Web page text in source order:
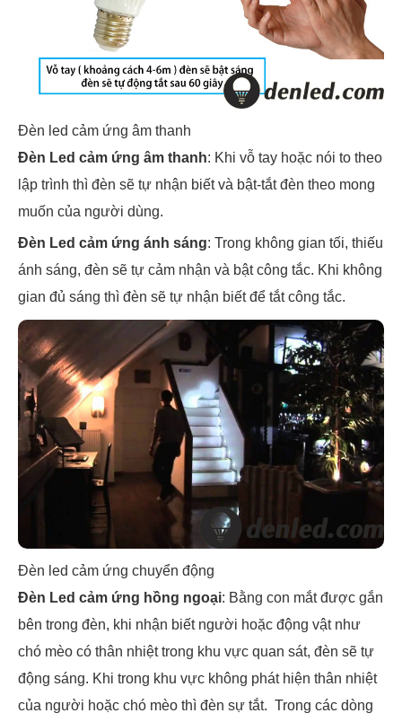
Đèn led cảm ứng âm thanh
Đèn Led cảm ứng âm thanh: Khi vỗ tay hoặc nói to theo
lập trình thì đèn sẽ tự nhận biết và bật-tắt đèn theo mong
muốn của người dùng.
Đèn Led cảm ứng ánh sáng: Trong không gian tối, thiếu
ánh sáng, đèn sẽ tự cảm nhận và bật công tắc. Khi không
gian đủ sáng thì đèn sẽ tự nhận biết để tắt công tắc.
Đèn led cảm ứng chuyển động
Đèn Led cảm ứng hồng ngoại: Bằng con mắt được gắn
bên trong đèn, khi nhận biết người hoặc động vật như
chó mèo có thân nhiệt trong khu vực quan sát, đèn sẽ tự
động sáng. Khi trong khu vực không phát hiện thân nhiệt
của người hoặc chó mèo thì đèn sự tắt. Trong các dòng